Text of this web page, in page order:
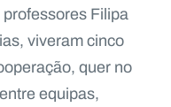
Filipa
viveram cinco
quer no
equipas,